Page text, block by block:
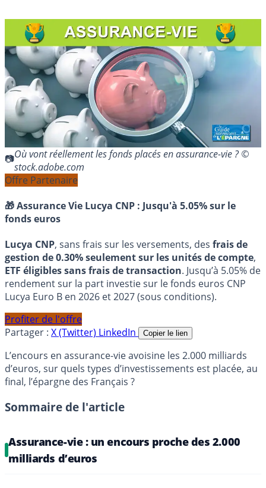
Où vont réellement les fonds placés en assurance-vie ? ©
stock.adobe.com
Offre Partenaire
🎁 Assurance Vie Lucya CNP : Jusqu'à 5.05% sur le
fonds euros
Lucya CNP, sans frais sur les versements, des frais de
gestion de 0.30% seulement sur les unités de compte,
ETF éligibles sans frais de transaction. Jusqu’à 5.05% de
rendement sur la part investie sur le fonds euros CNP
Lucya Euro B en 2026 et 2027 (sous conditions).
Profiter de l'offre
Partager : X (Twitter) LinkedIn Copier le lien
L’encours en assurance-vie avoisine les 2.000 milliards
d’euros, sur quels types d’investissements est placée, au
final, l’épargne des Français ?
Sommaire de l'article
Assurance-vie : un encours proche des 2.000
milliards d’euros